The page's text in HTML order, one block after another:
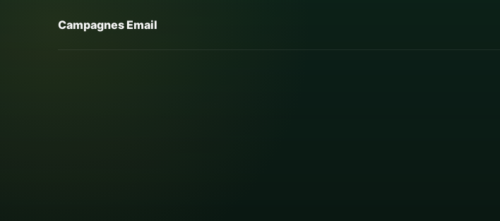
Campagnes Email